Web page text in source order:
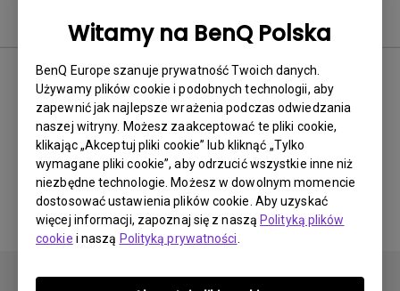
Witamy na BenQ Polska
BenQ Europe szanuje prywatność Twoich danych.
Używamy plików cookie i podobnych technologii, aby
zapewnić jak najlepsze wrażenia podczas odwiedzania
naszej witryny. Możesz zaakceptować te pliki cookie,
klikając „Akceptuj pliki cookie” lub kliknąć „Tylko
wymagane pliki cookie”, aby odrzucić wszystkie inne niż
niezbędne technologie. Możesz w dowolnym momencie
dostosować ustawienia plików cookie. Aby uzyskać
więcej informacji, zapoznaj się z naszą Polityką plików
cookie i naszą Polityką prywatności
Oprogramowanie
Brak powiązanego
oprogramowania i
sterownika